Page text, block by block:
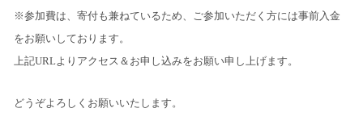
※参加費は、寄付も兼ねているため、ご参加いただく方には事前入金
をお願いしております。
上記URLよりアクセス＆お申し込みをお願い申し上げます。
どうぞよろしくお願いいたします。